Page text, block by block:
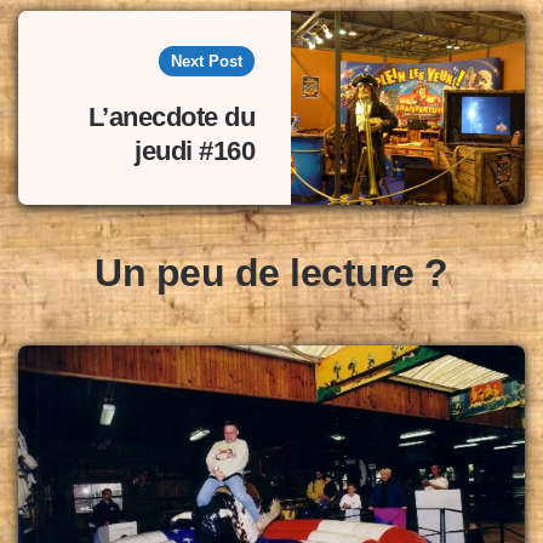
Next Post
L’anecdote du
jeudi #160
Un peu de lecture ?